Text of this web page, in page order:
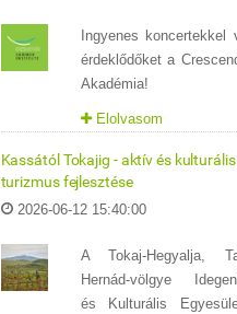
Ingyenes koncertekkel
érdeklődőket a
Akadémia!
Elolvasom
Kassától Tokajig - aktív és kulturális
turizmus fejlesztése
2026-06-12 15:40:00
A Tokaj-Hegyalja,
Hernád-völgye
és Kulturális